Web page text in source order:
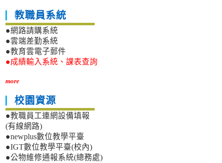
教職員系統
●網路請購系統
●雲端差勤系統
●教育雲電子郵件
●成績輸入系統、課表查詢
more
校園資源
●教職員工連網設備填報
(有線網路)
●newplus數位教學平臺
●IGT數位教學平臺(校內)
●公物維修通報系統(總務處)